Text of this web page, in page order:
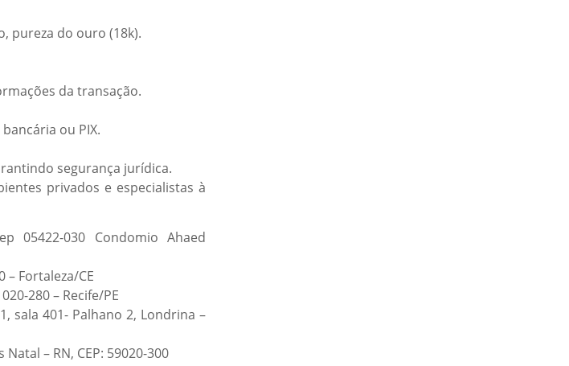
pureza do ouro (18k).
da transação.
ou PIX.
segurança jurídica.
privados e especialistas à
05422-030 Condomio Ahaed
– Fortaleza/CE
280 – Recife/PE
sala 401- Palhano 2, Londrina –
– RN, CEP: 59020-300